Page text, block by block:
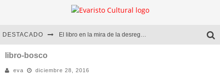
DESTACADO El libro en la mira de la desregulación
Diego Meret | Hotel Acapulco
libro-bosco
eva diciembre 28, 2016